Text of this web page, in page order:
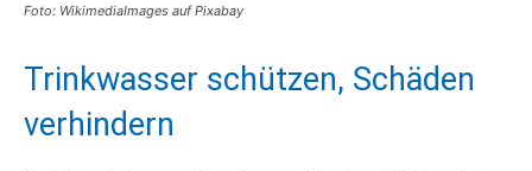
Foto: WikimediaImages auf Pixabay
Trinkwasser schützen, Schäden
verhindern